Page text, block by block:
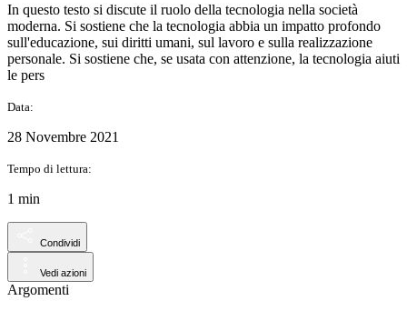
In questo testo si discute il ruolo della tecnologia nella società
moderna. Si sostiene che la tecnologia abbia un impatto profondo
sull'educazione, sui diritti umani, sul lavoro e sulla realizzazione
personale. Si sostiene che, se usata con attenzione, la tecnologia aiuti
le pers
Data:
28 Novembre 2021
Tempo di lettura:
1 min
Condividi
Vedi azioni
Argomenti